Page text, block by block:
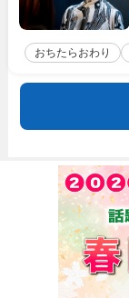
おちたらおわり